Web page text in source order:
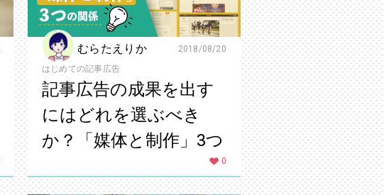
むらたえりか
2018/08/20
はじめての記事広告
記事広告の成果を出す
にはどれを選ぶべき
か？「媒体と制作」3つ
0